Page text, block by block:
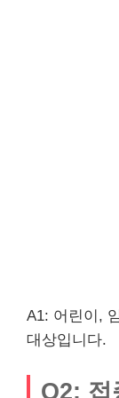
A1: 어린이,
대상입니다.
Q2: 접